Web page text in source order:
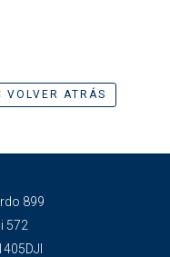
VOLVER ATRÁS
899
572